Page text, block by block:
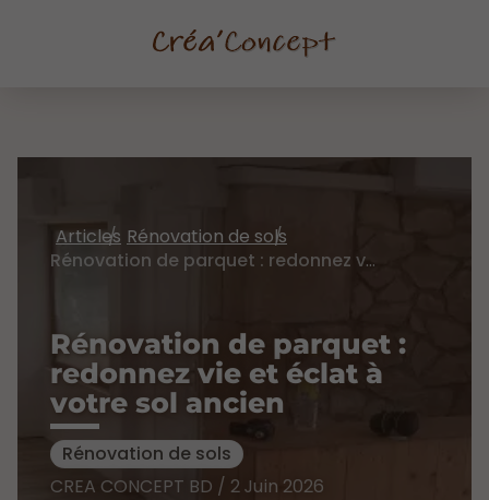
Articles Rénovation de sols
Rénovation de parquet : redonnez vie et éclat à votre sol ancien
Rénovation de parquet :
redonnez vie et éclat à
votre sol ancien
Rénovation de sols
CREA CONCEPT BD / 2 Juin 2026